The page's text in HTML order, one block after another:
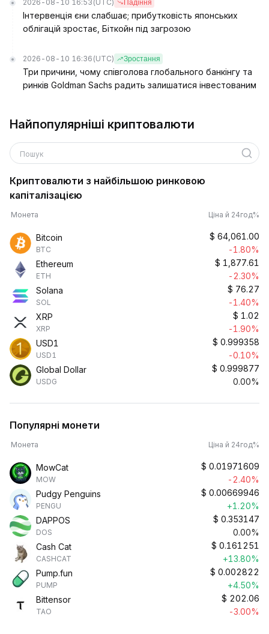
2026-08-10 16:53 (UTC) Падіння
Інтервенція єни слабшає; прибутковість японських
облігацій зростає, Біткойн під загрозою
2026-08-10 16:36 (UTC) Зростання
Три причини, чому співголова глобального банкінгу та
ринків Goldman Sachs радить залишатися інвестованим
Найпопулярніші криптовалюти
Пошук
Криптовалюти з найбільшою ринковою
капіталізацією
Монета Ціна й 24год%
Bitcoin
BTC
$ 64,061.00
-1.80%
Ethereum
ETH
$ 1,877.61
-2.30%
Solana
SOL
$ 76.27
-1.40%
XRP
XRP
$ 1.02
-1.90%
USD1
USD1
$ 0.999358
-0.10%
Global Dollar
USDG
$ 0.999877
0.00%
Популярні монети
Монета Ціна й 24год%
MowCat
MOW
$ 0.01971609
-2.40%
Pudgy Penguins
PENGU
$ 0.00669946
+1.20%
DAPPOS
DOS
$ 0.353147
0.00%
Cash Cat
CASHCAT
$ 0.161251
+13.80%
Pump.fun
PUMP
$ 0.002822
+4.50%
Bittensor
TAO
$ 202.06
-3.00%